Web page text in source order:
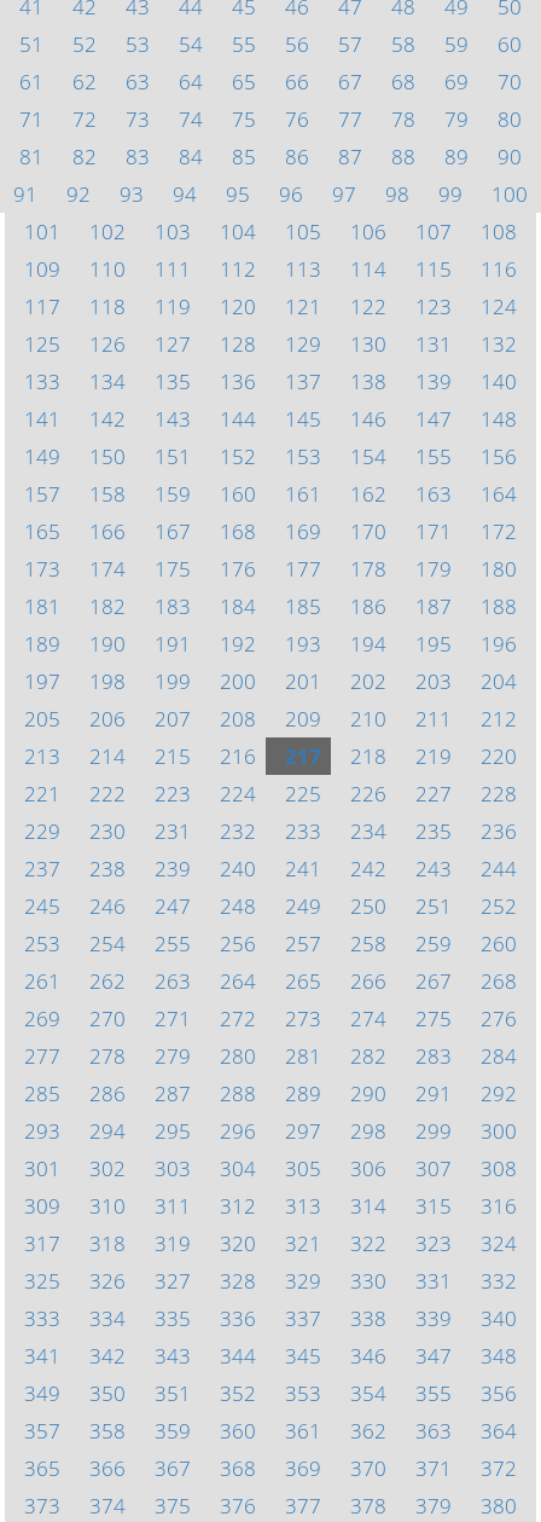
41
42 43 44 45 46 47 48 49
50
51
52 53 54 55 56 57 58 59
60
61
62 63 64 65 66 67 68 69
70
71
72 73 74 75 76 77 78 79
80
81
82 83 84 85 86 87 88 89
90
91
92 93 94 95 96 97 98 99
100
101
102 103 104 105 106 107
108
109
110 111 112 113 114 115
116
117
118 119 120 121 122 123
124
125
126 127 128 129 130 131
132
133
134 135 136 137 138 139
140
141
142 143 144 145 146 147
148
149
150 151 152 153 154 155
156
157
158 159 160 161 162 163
164
165
166 167 168 169 170 171
172
173
174 175 176 177 178 179
180
181
182 183 184 185 186 187
188
189
190 191 192 193 194 195
196
197
198 199 200 201 202 203
204
205
206 207 208 209 210 211
212
213
214 215 216 217 218 219
220
221
222 223 224 225 226 227
228
229
230 231 232 233 234 235
236
237
238 239 240 241 242 243
244
245
246 247 248 249 250 251
252
253
254 255 256 257 258 259
260
261
262 263 264 265 266 267
268
269
270 271 272 273 274 275
276
277
278 279 280 281 282 283
284
285
286 287 288 289 290 291
292
293
294 295 296 297 298 299
300
301
302 303 304 305 306 307
308
309
310 311 312 313 314 315
316
317
318 319 320 321 322 323
324
325
326 327 328 329 330 331
332
333
334 335 336 337 338 339
340
341
342 343 344 345 346 347
348
349
350 351 352 353 354 355
356
357
358 359 360 361 362 363
364
365
366 367 368 369 370 371
372
373
374 375 376 377 378 379 380